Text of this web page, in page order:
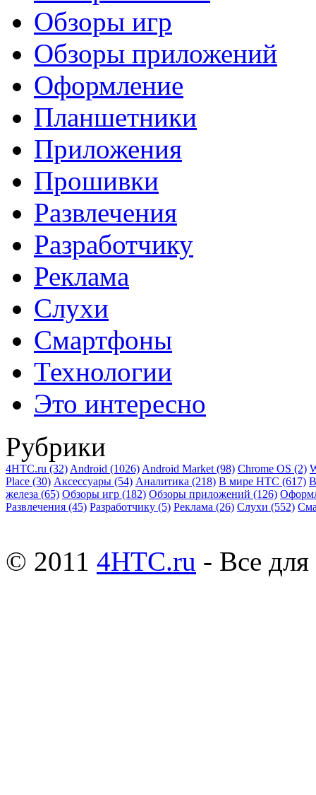
Обзоры игр
Обзоры приложений
Оформление
Планшетники
Приложения
Прошивки
Развлечения
Разработчику
Реклама
Слухи
Смартфоны
Технологии
Это интересно
Рубрики
4HTC.ru (32) Android (1026) Android Market (98) Chrome OS (2)
Place (30) Аксессуары (54) Аналитика (218) В мире HTC (617)
железа (65) Обзоры игр (182) Обзоры приложений (126)
Развлечения (45) Разработчику (5) Реклама (26) Слухи (552)
© 2011 4HTC.ru - Все